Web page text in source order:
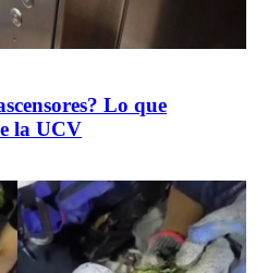
Lo que
la UCV